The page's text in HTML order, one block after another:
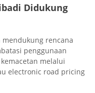
Didukung
mendukung rencana
penggunaan
melalui
electronic road pricing